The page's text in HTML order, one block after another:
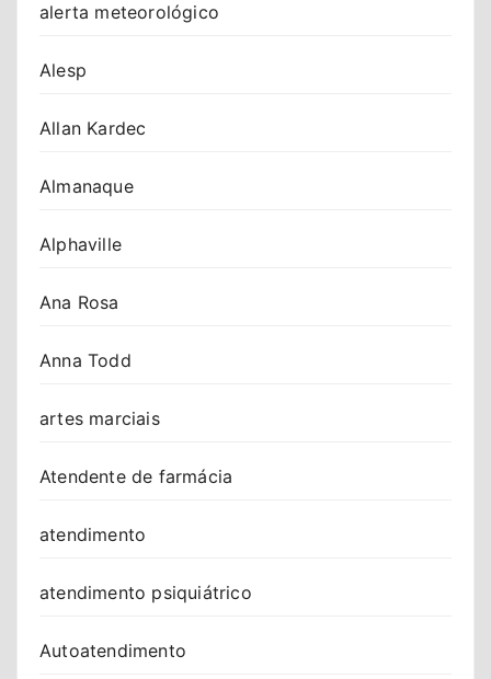
alerta meteorológico
Alesp
Allan Kardec
Almanaque
Alphaville
Ana Rosa
Anna Todd
artes marciais
Atendente de farmácia
atendimento
atendimento psiquiátrico
Autoatendimento